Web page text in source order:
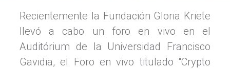
Recientemente la Fundación Gloria Kriete
llevó a cabo un foro en vivo en el
Auditórium de la Universidad Francisco
Gavidia, el Foro en vivo titulado “Crypto